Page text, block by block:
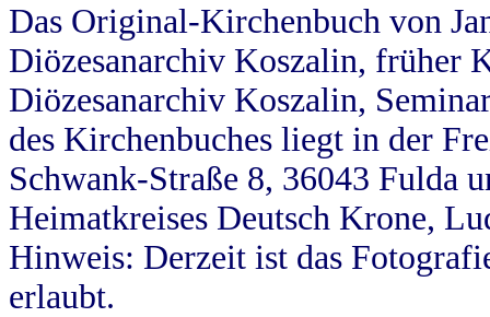
Das Original-Kirchenbuch von
Diözesanarchiv Koszalin, früher
Diözesanarchiv Koszalin,
des Kirchenbuches liegt in der
Schwank-Straße 8, 36043 Fulda
Heimatkreises Deutsch Krone,
Hinweis: Derzeit ist das
erlaubt.